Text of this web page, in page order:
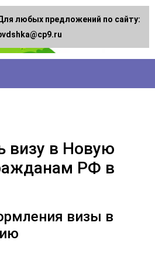
визу в Новую
РФ в
визы в
любых предложений по сайту: